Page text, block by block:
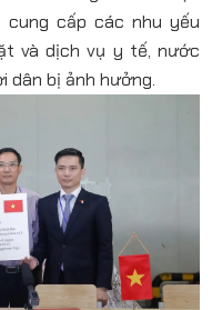
cấp các nhu yếu
và dịch vụ y tế, nước
dân bị ảnh hưởng.